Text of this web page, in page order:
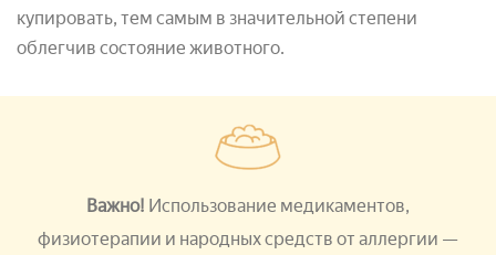
купировать, тем самым в значительной степени
облегчив состояние животного.
Важно! Использование медикаментов,
физиотерапии и народных средств от аллергии —